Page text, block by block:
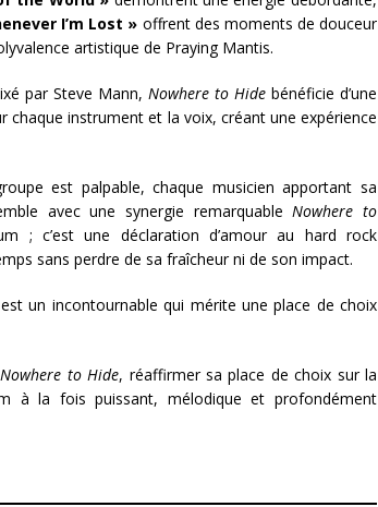
I’m Lost » offrent des moments de douceur
artistique de Praying Mantis.
par Steve Mann, Nowhere to Hidebénéficie d’une
chaque instrument et la voix, créant une expérience
est palpable, chaque musicien apportant sa
avec une synergie remarquableNowhere to
; c’est une déclaration d’amour au hard rock
sans perdre de sa fraîcheur ni de son impact.
un incontournable qui mérite une place de choix
Nowhere to Hide, réaffirmer sa place de choix sur la
à la fois puissant, mélodique et profondément